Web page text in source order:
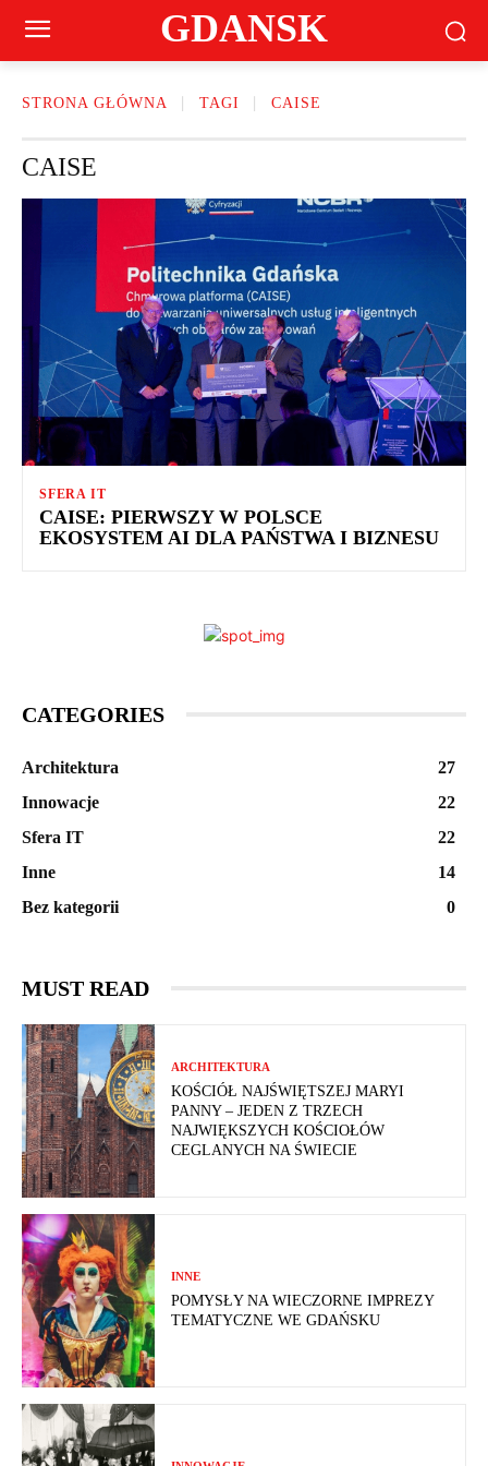
GDANSK
STRONA GŁÓWNA TAGI CAISE
CAISE
SFERA IT
CAISE: PIERWSZY W POLSCE
EKOSYSTEM AI DLA PAŃSTWA I BIZNESU
CATEGORIES
Architektura
27
Innowacje
22
Sfera IT
22
Inne
14
Bez kategorii
0
MUST READ
ARCHITEKTURA
KOŚCIÓŁ NAJŚWIĘTSZEJ MARYI
PANNY – JEDEN Z TRZECH
NAJWIĘKSZYCH KOŚCIOŁÓW
CEGLANYCH NA ŚWIECIE
INNE
POMYSŁY NA WIECZORNE IMPREZY
TEMATYCZNE WE GDAŃSKU